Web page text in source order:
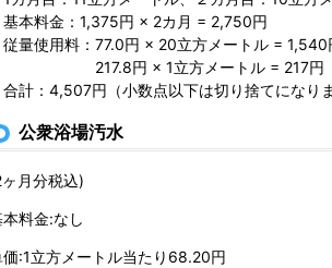
本料金：1,375円 × 2カ月 = 2,750円
量使用料：77.0円 × 20立方メートル = 1,540
円 × 1立方メートル = 217円
計：4,507円（小数点以下は切り捨てになりま
公衆浴場汚水
月分税込)
料金:なし
価:1立方メートル当たり68.20円